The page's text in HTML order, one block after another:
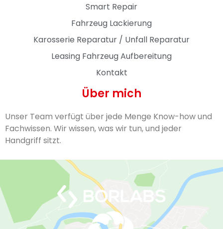
Smart Repair
Fahrzeug Lackierung
Karosserie Reparatur / Unfall Reparatur
Leasing Fahrzeug Aufbereitung
Kontakt
Über mich
Unser Team verfügt über jede Menge Know-how und
Fachwissen. Wir wissen, was wir tun, und jeder
Handgriff sitzt.